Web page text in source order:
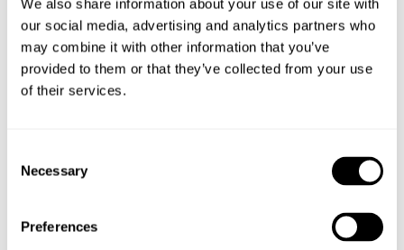
We also share information about your use of our site with
our social media, advertising and analytics partners who
may combine it with other information that you’ve
provided to them or that they’ve collected from your use
of their services.
Selection
Necessary
Preferences
skolgårdar, parker och hotell.
VÄLJA RÄTT LÄNGD PÅ FLAGGSTÅNGEN
Flaggstång ISS Exklusiv monteras enkelt i det medföljande